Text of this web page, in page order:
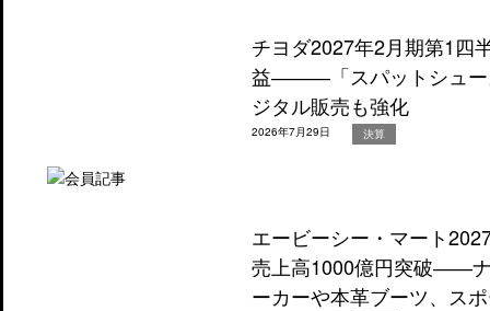
チヨダ2027年2月期第1四
益―――「スパットシュー
ジタル販売も強化
2026年7月29日 決算
エービーシー・マート
売上高1000億円突破――
ーカーや本革ブーツ、ス